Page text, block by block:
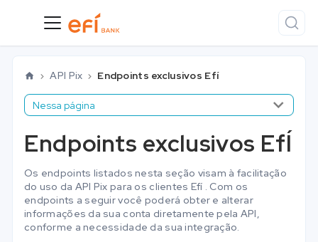
API Pix Endpoints exclusivos Efí
Nessa página
Endpoints exclusivos EfÍ
Os endpoints listados nesta seção visam à facilitação
do uso da API Pix para os clientes Efí . Com os
endpoints a seguir você poderá obter e alterar
informações da sua conta diretamente pela API,
conforme a necessidade da sua integração.